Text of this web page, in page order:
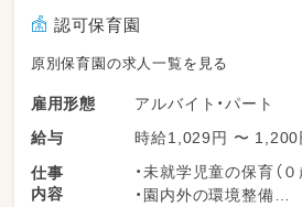
認可保育園
原別保育園の求人一覧を見る
雇用形態
アルバイト・パート
給与
時給1,029円 〜 1,200
仕事
内容
・未就学児童の保育（０
・園内外の環境整備